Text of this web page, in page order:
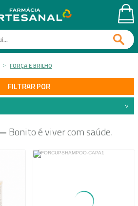
FORÇA E BRILHO
FILTRAR POR
Bonito é viver com saúde.